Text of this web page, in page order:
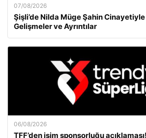
07/08/2026
Şişli’de Nilda Müge Şahin
Gelişmeler ve Ayrıntılar
06/08/2026
TFF’den isim sponsorluğu